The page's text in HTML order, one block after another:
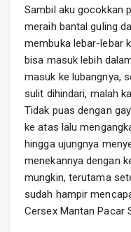
Sambil aku gocokkan
meraih bantal guling
membuka lebar-lebar
bisa masuk lebih
masuk ke lubangnya,
sulit dihindari, malah
Tidak puas dengan
ke atas lalu
hingga ujungnya
menekannya dengan
mungkin, terutama
sudah hampir
Cersex Mantan Pacar